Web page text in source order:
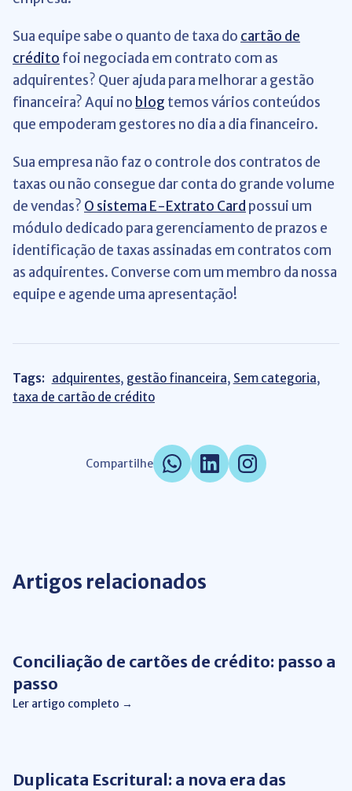
Sua equipe sabe o quanto de taxa do cartão de
crédito foi negociada em contrato com as
adquirentes? Quer ajuda para melhorar a gestão
financeira? Aqui no blog temos vários conteúdos
que empoderam gestores no dia a dia financeiro.
Sua empresa não faz o controle dos contratos de
taxas ou não consegue dar conta do grande volume
de vendas? O sistema E-Extrato Card possui um
módulo dedicado para gerenciamento de prazos e
identificação de taxas assinadas em contratos com
as adquirentes. Converse com um membro da nossa
equipe e agende uma apresentação!
Tags: adquirentes, gestão financeira, Sem categoria,
taxa de cartão de crédito
Compartilhe
Artigos relacionados
Conciliação de cartões de crédito: passo a
passo
Ler artigo completo →
Duplicata Escritural: a nova era das